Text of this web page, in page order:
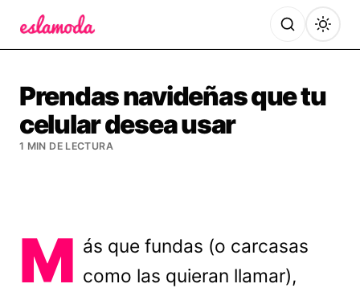
Prendas navideñas que tu
celular desea usar
1 MIN DE LECTURA
M ás que fundas (o carcasas
como las quieran llamar),